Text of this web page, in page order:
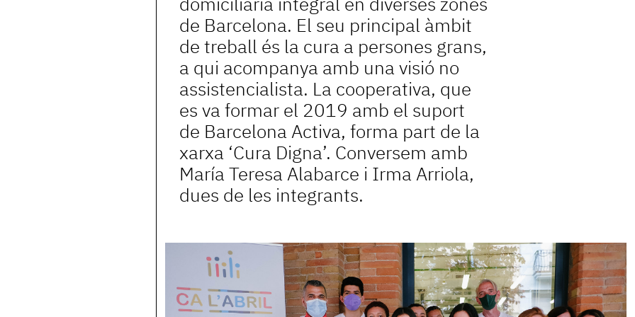
domiciliària integral en diverses zones
de Barcelona. El seu principal àmbit
de treball és la cura a persones grans,
a qui acompanya amb una visió no
assistencialista. La cooperativa, que
es va formar el 2019 amb el suport
de Barcelona Activa, forma part de la
xarxa ‘Cura Digna’. Conversem amb
María Teresa Alabarce i Irma Arriola,
dues de les integrants.